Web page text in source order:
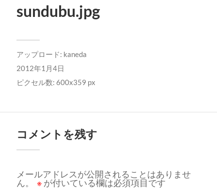
sundubu.jpg
アップロード: kaneda
2012年1月4日
ピクセル数: 600x359 px
コメントを残す
メールアドレスが公開されることはありませ
ん。
※ が付いている欄は必須項目です